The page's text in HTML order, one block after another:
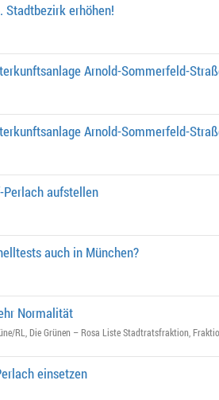
Stadtbezirk erhöhen!
Arnold-Sommerfeld-
Arnold-Sommerfeld-
Perlach aufstellen
auch in München?
Normalität
RL Die Grünen – Rosa Liste Stadtratsfraktion
einsetzen